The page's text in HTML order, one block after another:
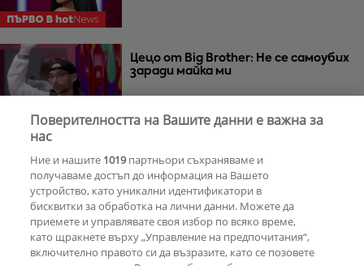
Цецо от Big Brother: Не се самоубих
заради майка ми
последните номинирани в Big
Brother
Калин: Сияна скара Иван и Стоянов
Поверителността на Вашите данни е важна за
нас
Ние и нашите 1019партньори съхраняваме и
получаваме достъп до информация на Вашето
устройство, като уникални идентификатори в
бисквитки за обработка на лични данни. Можете да
приемете и управлявате своя избор по всяко време,
като щракнете върху „Управление на предпочитания“,
включително правото си да възразите, като се позовете